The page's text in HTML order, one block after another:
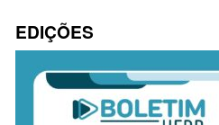
EDIÇÕES